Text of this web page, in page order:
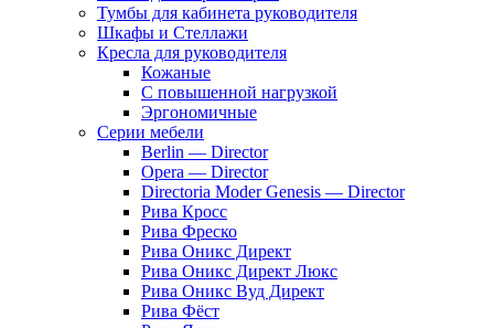
Тумбы для кабинета руководителя
Шкафы и Стеллажи
Кресла для руководителя
Кожаные
С повышенной нагрузкой
Эргономичные
Серии мебели
Berlin — Director
Opera — Director
Directoria Moder Genesis — Director
Рива Кросс
Рива Фреско
Рива Оникс Директ
Рива Оникс Директ Люкс
Рива Оникс Вуд Директ
Рива Фёст